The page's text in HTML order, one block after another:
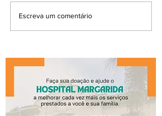
Escreva um comentário